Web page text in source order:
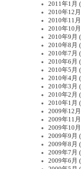
2011年1月
2010年12
2010年11
2010年10
2010年9月
2010年8月
2010年7月
2010年6月
2010年5月
2010年4月
2010年3月
2010年2月
2010年1月
2009年12
2009年11
2009年10
2009年9月
2009年8月
2009年7月
2009年6月